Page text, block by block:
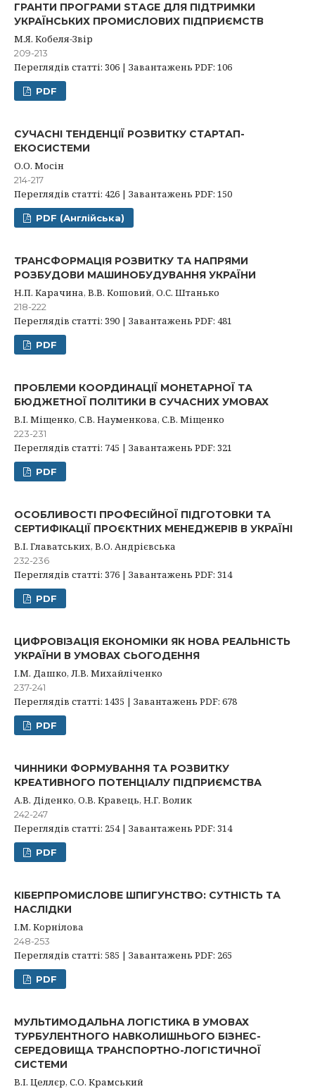
ГРАНТИ ПРОГРАМИ STAGE ДЛЯ ПІДТРИМКИ
УКРАЇНСЬКИХ ПРОМИСЛОВИХ ПІДПРИЄМСТВ
М.Я. Кобеля-Звір
209-213
Переглядів статті: 306 | Завантажень PDF: 106
PDF
СУЧАСНІ ТЕНДЕНЦІЇ РОЗВИТКУ СТАРТАП-
ЕКОСИСТЕМИ
О.О. Мосін
214-217
Переглядів статті: 426 | Завантажень PDF: 150
PDF (Англійська)
ТРАНСФОРМАЦІЯ РОЗВИТКУ ТА НАПРЯМИ
РОЗБУДОВИ МАШИНОБУДУВАННЯ УКРАЇНИ
Н.П. Карачина, В.В. Кошовий, О.С. Штанько
218-222
Переглядів статті: 390 | Завантажень PDF: 481
PDF
ПРОБЛЕМИ КООРДИНАЦІЇ МОНЕТАРНОЇ ТА
БЮДЖЕТНОЇ ПОЛІТИКИ В СУЧАСНИХ УМОВАХ
В.І. Міщенко, С.В. Науменкова, С.В. Міщенко
223-231
Переглядів статті: 745 | Завантажень PDF: 321
PDF
ОСОБЛИВОСТІ ПРОФЕСІЙНОЇ ПІДГОТОВКИ ТА
СЕРТИФІКАЦІЇ ПРОЄКТНИХ МЕНЕДЖЕРІВ В УКРАЇНІ
В.І. Главатських, В.О. Андрієвська
232-236
Переглядів статті: 376 | Завантажень PDF: 314
PDF
ЦИФРОВІЗАЦІЯ ЕКОНОМІКИ ЯК НОВА РЕАЛЬНІСТЬ
УКРАЇНИ В УМОВАХ СЬОГОДЕННЯ
І.М. Дашко, Л.В. Михайліченко
237-241
Переглядів статті: 1435 | Завантажень PDF: 678
PDF
ЧИННИКИ ФОРМУВАННЯ ТА РОЗВИТКУ
КРЕАТИВНОГО ПОТЕНЦІАЛУ ПІДПРИЄМСТВА
А.В. Діденко, О.В. Кравець, Н.Г. Волик
242-247
Переглядів статті: 254 | Завантажень PDF: 314
PDF
КІБЕРПРОМИСЛОВЕ ШПИГУНСТВО: СУТНІСТЬ ТА
НАСЛІДКИ
І.М. Корнілова
248-253
Переглядів статті: 585 | Завантажень PDF: 265
PDF
МУЛЬТИМОДАЛЬНА ЛОГІСТИКА В УМОВАХ
ТУРБУЛЕНТНОГО НАВКОЛИШНЬОГО БІЗНЕС-
СЕРЕДОВИЩА ТРАНСПОРТНО-ЛОГІСТИЧНОЇ
СИСТЕМИ
В.І. Целлєр, С.О. Крамський